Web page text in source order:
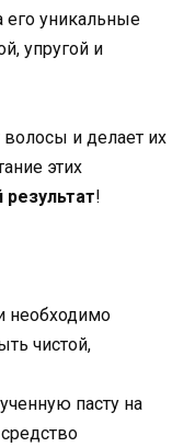
его уникальные
упругой и
и делает их
этих
!
необходимо
чистой,
пасту на